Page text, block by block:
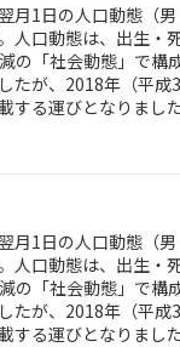
月1日の人口動態（
人口動態は、出生・
の「社会動態」で構
たが、2018年（平成
る運びとなりました
月1日の人口動態（
人口動態は、出生・
の「社会動態」で構
たが、2018年（平成
る運びとなりました